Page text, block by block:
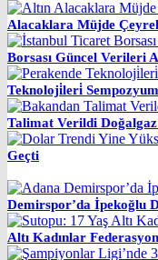
Alacaklara Müjde
Borsası Güncel Verileri
Teknoloji̇leri̇
Talimat Verildi
Geçti
Demirspor’da İpekoğlu
Altı Kadınlar